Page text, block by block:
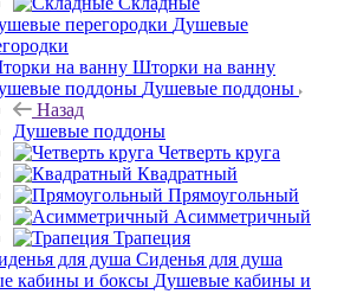
Душевые
Шторки на ванну
Душевые поддоны
Назад
Душевые поддоны
Четверть круга
Квадратный
Прямоугольный
Асимметричный
Трапеция
Сиденья для душа
Душевые кабины и